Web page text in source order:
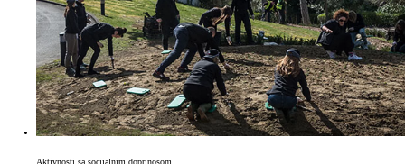
Aktivnosti sa socijalnim doprinosom